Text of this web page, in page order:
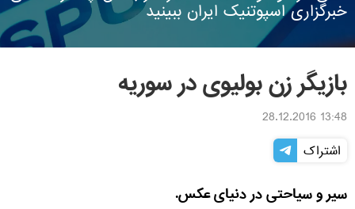
خبرگزاری اسپوتنیک ایران ببینید
بازیگر زن بولیوی در سوریه
13:48 28.12.2016
اشتراک
سیر و سیاحتی در دنیای عکس.